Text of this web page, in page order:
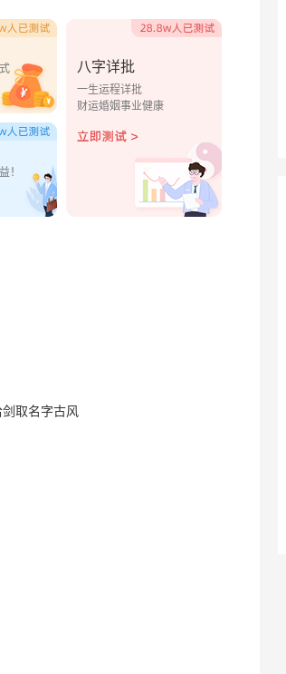
！
八字详批
一生运程详批
财运婚姻事业健康
取名字古风